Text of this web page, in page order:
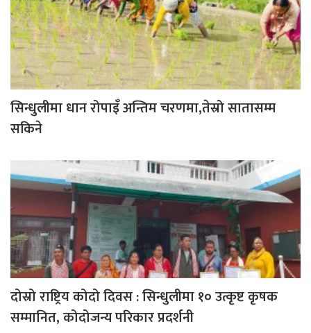
सिन्धुलीमा धान रोपाइँ अन्तिम चरणमा,तेस्रो सातासम्म
सकिने
दोस्रो राष्ट्रिय कोदो दिवस : सिन्धुलीमा १० उत्कृष्ट कृषक
सम्मानित, कोदोजन्य परिकार प्रदर्शनी